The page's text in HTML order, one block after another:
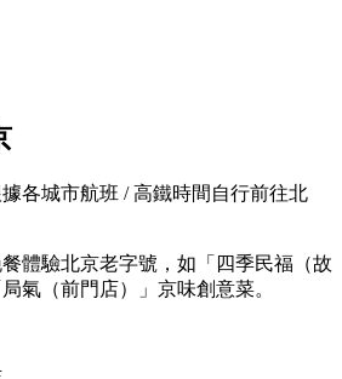
各城市航班 / 高鐵時間自行前往北
體驗北京老字號，如「四季民福（故
氣（前門店）」京味創意菜。